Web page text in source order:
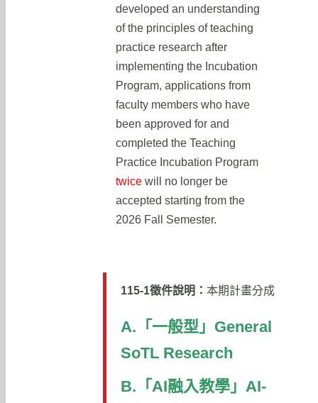
developed an understanding
of the principles of teaching
practice research after
implementing the Incubation
Program, applications from
faculty members who have
been approved for and
completed the Teaching
Practice Incubation Program
twice will no longer be
accepted starting from the
2026 Fall Semester.
115-1徵件說明： 本期計畫分成
A.「一般型」General
SoTL Research
B.「 AI融入教學」AI-